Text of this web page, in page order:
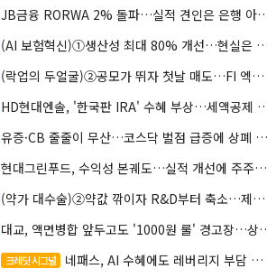
JB금융 RORWA 2% 돌파…실
(AI 보험혁신)①생산성 최대 80%
(락업의 두얼굴)②공모가 뛰자 첫날 매도…FI 엑시트 전략 갈렸다
HD현대엔솔, '한국판 IRA' 수혜
유증·CB 줄줄이 무산…코스닥 벌점 급증에 상폐 압박
현대그린푸드, 수익성 본궤도…실적 개선에 주주환원까지
(약가 대수술)②약값 깎이자 R&D부터 축소…제약업계 비상경영 돌입
대교, 액면병합 앞두고
크레딧 시그널 네패스, AI 수혜에도 레버리지 부담 여전